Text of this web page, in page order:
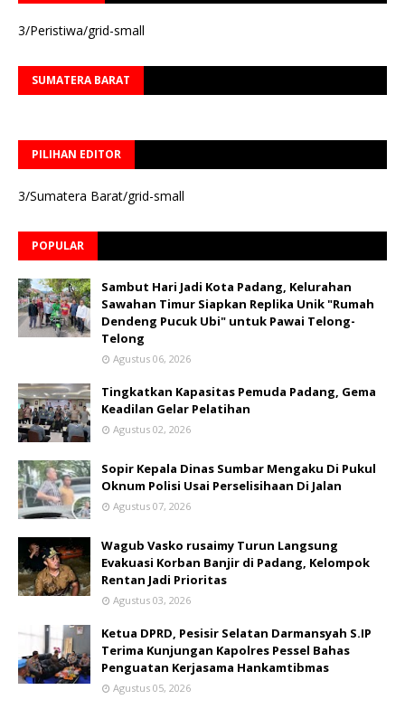
3/Peristiwa/grid-small
SUMATERA BARAT
PILIHAN EDITOR
3/Sumatera Barat/grid-small
POPULAR
Sambut Hari Jadi Kota Padang, Kelurahan
Sawahan Timur Siapkan Replika Unik "Rumah
Dendeng Pucuk Ubi" untuk Pawai Telong-
Telong
Agustus 06, 2026
Tingkatkan Kapasitas Pemuda Padang, Gema
Keadilan Gelar Pelatihan
Agustus 02, 2026
Sopir Kepala Dinas Sumbar Mengaku Di Pukul
Oknum Polisi Usai Perselisihaan Di Jalan
Agustus 07, 2026
Wagub Vasko rusaimy Turun Langsung
Evakuasi Korban Banjir di Padang, Kelompok
Rentan Jadi Prioritas
Agustus 03, 2026
Ketua DPRD, Pesisir Selatan Darmansyah S.IP
Terima Kunjungan Kapolres Pessel Bahas
Penguatan Kerjasama Hankamtibmas
Agustus 05, 2026